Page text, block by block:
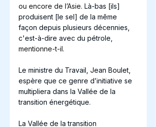
ou encore de l’Asie. Là-bas [ils]
produisent [le sel] de la même
façon depuis plusieurs décennies,
c'est-à-dire avec du pétrole
mentionne-t-il.
Le ministre du Travail, Jean Boulet,
espère que ce genre d’initiative se
multipliera dans la Vallée de la
transition énergétique.
La Vallée de la transition